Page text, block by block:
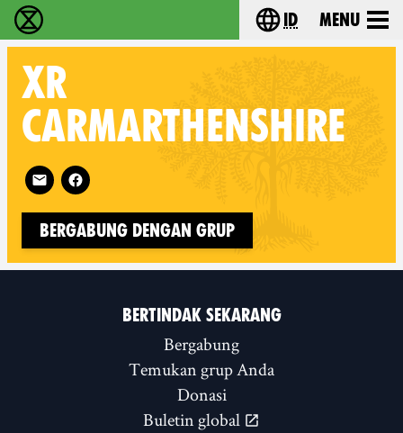
Extinction Rebellion (XR–Pemberontakan
Choose your
id Menu
XR
CARMARTHENSHIRE
Follow XR Carmarthenshire on
Bergabung dengan Grup
BERTINDAK SEKARANG
Bergabung
Temukan grup Anda
Donasi
Buletin global